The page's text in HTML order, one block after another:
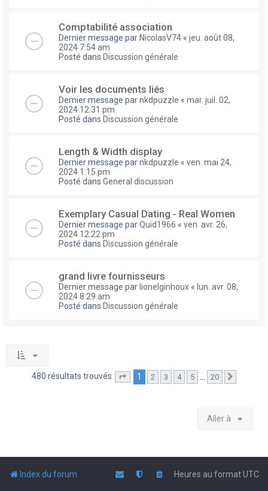
Comptabilité association
Dernier message par NicolasV74 « jeu. août 08,
2024 7:54 am
Posté dans Discussion générale
Voir les documents liés
Dernier message parnkdpuzzle « mar. juil. 02,
2024 12:31 pm
Posté dans Discussion générale
Length & Width display
Dernier message parnkdpuzzle « ven. mai 24,
2024 1:15 pm
Posté dans General discussion
Exemplary Сasual Dating - Real Women
Dernier message parQuid1966 « ven. avr. 26,
2024 12:22 pm
Posté dans Discussion générale
grand livre fournisseurs
Dernier message par lionelginhoux « lun. avr. 08,
2024 8:29 am
Posté dans Discussion générale
480 résultats trouvés Page sur20
1 2 3 4 5 … 20
Aller à
Index du forum Heures au formatUTC